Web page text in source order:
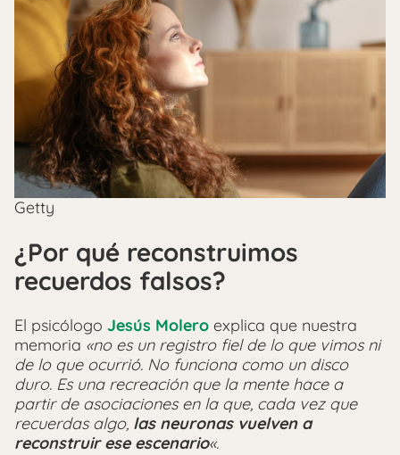
Getty
¿Por qué reconstruimos
recuerdos falsos?
El psicólogo Jesús Molero explica que nuestra
memoria «no es un registro fiel de lo que vimos ni
de lo que ocurrió. No funciona como un disco
duro. Es una recreación que la mente hace a
partir de asociaciones en la que, cada vez que
recuerdas algo, las neuronas vuelven a
reconstruir ese escenario«.